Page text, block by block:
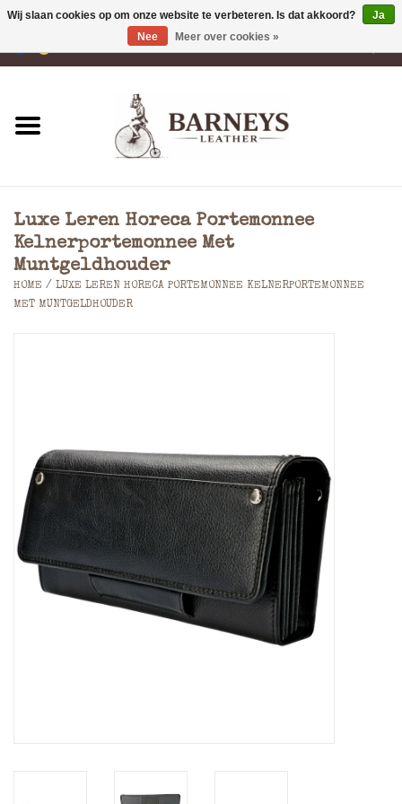
Portemonnees
Rugzakken
Schoudertassen
Luxe Leren Horeca Portemonnee
Kelnerportemonnee Met
Muntgeldhouder
HOME / LUXE LEREN HORECA PORTEMONNEE KELNERPORTEMONNEE
MET MUNTGELDHOUDER
Wij slaan cookies op om onze website te verbeteren. Is dat akkoord?
Ja
Nee
Meer over cookies »